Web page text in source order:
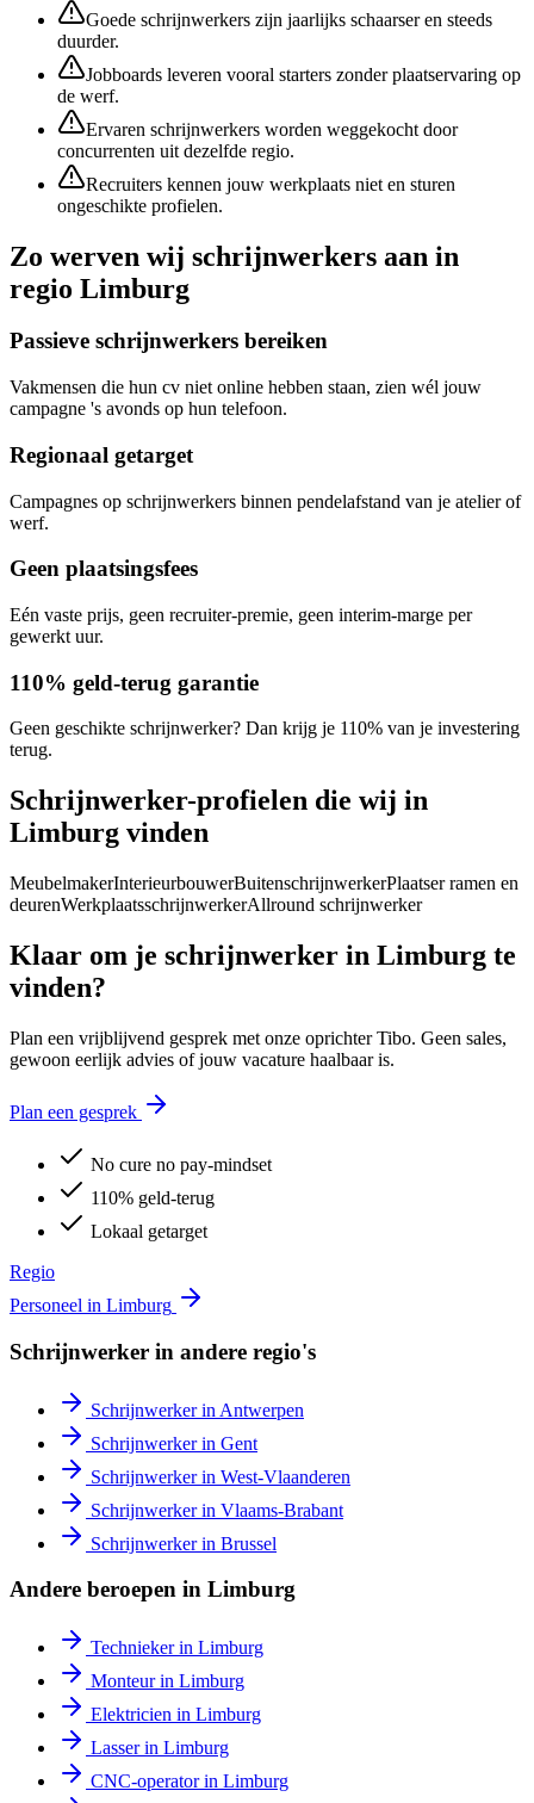
Goede schrijnwerkers zijn jaarlijks schaarser en steeds
duurder.
Jobboards leveren vooral starters zonder plaatservaring op
de werf.
Ervaren schrijnwerkers worden weggekocht door
concurrenten uit dezelfde regio.
Recruiters kennen jouw werkplaats niet en sturen
ongeschikte profielen.
Zo werven wij schrijnwerkers aan in
regio Limburg
Passieve schrijnwerkers bereiken
Vakmensen die hun cv niet online hebben staan, zien wél jouw
campagne 's avonds op hun telefoon.
Regionaal getarget
Campagnes op schrijnwerkers binnen pendelafstand van je atelier of
werf.
Geen plaatsingsfees
Eén vaste prijs, geen recruiter-premie, geen interim-marge per
gewerkt uur.
110% geld-terug garantie
Geen geschikte schrijnwerker? Dan krijg je 110% van je investering
terug.
Schrijnwerker-profielen die wij in
Limburg vinden
MeubelmakerInterieurbouwerBuitenschrijnwerkerPlaatser ramen en
deurenWerkplaatsschrijnwerkerAllround schrijnwerker
Klaar om je schrijnwerker in Limburg te
vinden?
Plan een vrijblijvend gesprek met onze oprichter Tibo. Geen sales,
gewoon eerlijk advies of jouw vacature haalbaar is.
Plan een gesprek
No cure no pay-mindset
110% geld-terug
Lokaal getarget
Regio
Personeel in Limburg
Schrijnwerker in andere regio's
Schrijnwerkerin Antwerpen
Schrijnwerkerin Gent
Schrijnwerkerin West-Vlaanderen
Schrijnwerkerin Vlaams-Brabant
Schrijnwerkerin Brussel
Andere beroepen in Limburg
Techniekerin Limburg
Monteurin Limburg
Elektricien in Limburg
Lasserin Limburg
CNC-operatorin Limburg